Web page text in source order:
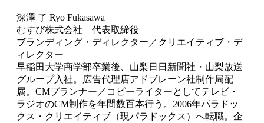
深澤 了 Ryo Fukasawa
むすび株式会社 代表取締役
ブランディング・ディレクター／クリエイティブ・デ
ィレクター
早稲田大学商学部卒業後、山梨日日新聞社・山梨放送
グループ入社。広告代理店アドブレーン社制作局配
属。CMプランナー／コピーライターとしてテレビ・
ラジオのCM制作を年間数百本行う。2006年パラドッ
クス・クリエイティブ（現パラドックス）へ転職。企